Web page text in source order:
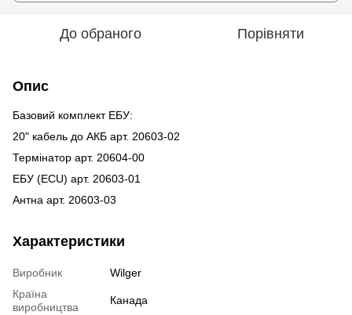
До обраного Порівняти
Опис
Базовий комплект ЕБУ:
20" кабель до АКБ арт. 20603-02
Термінатор арт. 20604-00
ЕБУ (ECU) арт. 20603-01
Антна арт. 20603-03
Характеристики
Виробник
Wilger
Країна
виробництва
Канада